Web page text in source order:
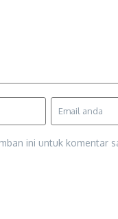
ini untuk komentar